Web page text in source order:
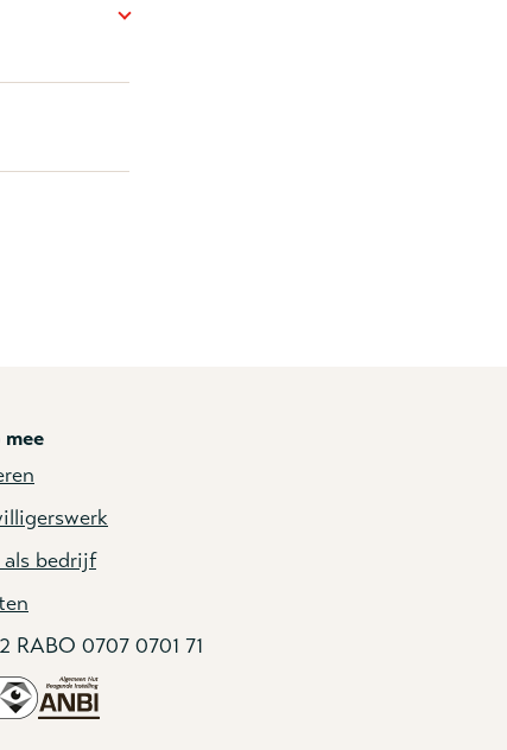
als bedrijf
RABO 0707 0701 71